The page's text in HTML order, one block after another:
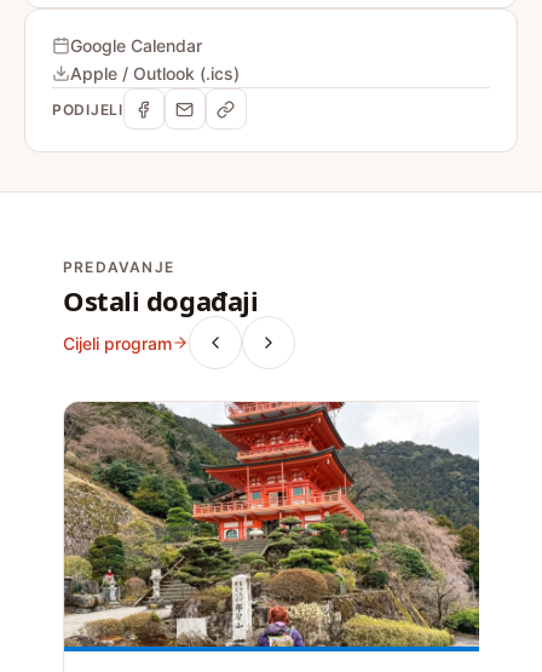
Google Calendar
Apple / Outlook (.ics)
PODIJELI
PREDAVANJE
Ostali događaji
Cijeli program